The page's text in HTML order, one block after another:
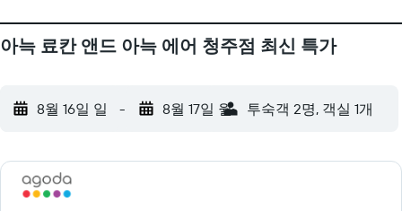
아늑 료칸 앤드 아늑 에어 청주점 최신 특가
8월 16일 일 - 8월 17일 월 ​투숙객 2​명, ​객실 1개